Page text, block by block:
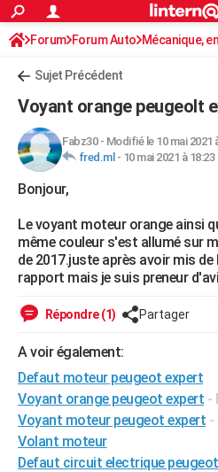
ACTUALITÉS
Politique
Société
Faits Divers
Education
Monde
Villes
+
FINANCE
Retraite
Impôts
Epargne
Immobilier
Risques naturels par ville
Banque
Assurance
Crédit
AUTO
Essais
Réserver un essai
Citadines
Berlines
SUV
Forum auto
+HIGH-TECH
Mobiles
Meilleur smartphone
Internet
Ordinateurs
Jeux vidéo
Guide high-tech
+BRICOLAGE
Forum
Aménagement intérieur
Extérieur
Cuisine
Salle de bains
Jardinage
Rangement
WEEK-END
Guides de France
Escapades
Patrimoine
Expositions
Musées
Week-end nature
LIFESTYLE
SANTE
Alimentation
Guide de la santé
Maladies
Médicaments
Sommeil
VOYAGE
Destinations
City break
Voyage nature
Voyage de noces
Forum
Climat
+PHOTO
GUIDES D'ACHAT
Forum Forum Auto Mécanique,
Sujet Précédent
Voyant orange peugeolt
Fabz30- Modifié le 10 mai 2021
fred.ml - 10 mai 2021 à 18:23
Bonjour,
Le voyant moteur orange ainsi
même couleur s'est allumé sur
de 2017.juste après avoir mis
rapport mais je suis preneur
Répondre (1) Partager
A voir également:
Defaut moteur peugeot expert
Voyant orange peugeot expert -
Voyant moteur peugeot expert -
Volant moteur
Defaut circuit electrique